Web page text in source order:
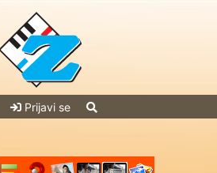
Prijavi se